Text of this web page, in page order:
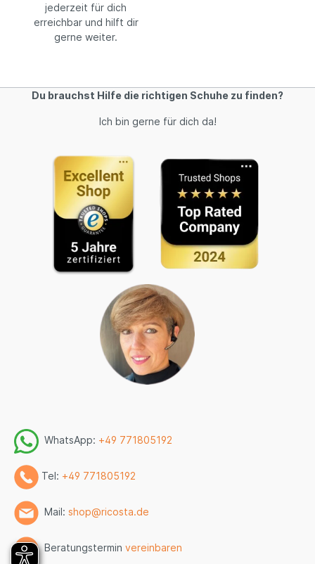
jederzeit für dich
erreichbar und hilft dir
gerne weiter.
Du brauchst Hilfe die richtigen Schuhe zu finden?
Ich bin gerne für dich da!
WhatsApp: +49 771805192
Tel: +49 771805192
Mail: shop@ricosta.de
Beratungstermin vereinbaren